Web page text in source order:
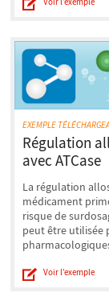
EXEMPLE
Régulation
avec ATCase
La régulation
médicament
risque de
peut être utilisée
Voir l’exemple